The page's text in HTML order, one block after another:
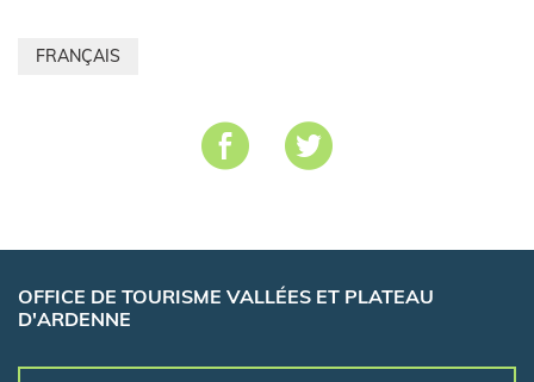
FRANÇAIS
OFFICE DE TOURISME VALLÉES ET PLATEAU
D'ARDENNE